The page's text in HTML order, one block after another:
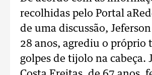
recolhidas pelo Portal
de uma discussão,
28 anos, agrediu o próprio
golpes de tijolo na cabeça.